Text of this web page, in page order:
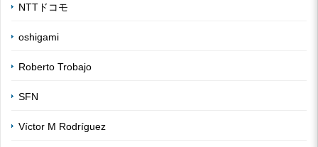
NTTドコモ
oshigami
Roberto Trobajo
SFN
Víctor M Rodríguez